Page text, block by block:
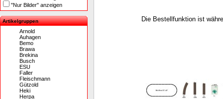
"Nur Bilder" anzeigen
Artikelgruppen
Arnold
Auhagen
Bemo
Brawa
Brekina
Busch
ESU
Faller
Fleischmann
Gützold
Heki
Herpa
Die Bestellfunktion ist